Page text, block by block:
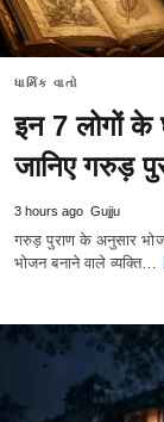
ધાર્મિક વાતો
इन 7 लोगों
जानिए गरुड़
3 hours ago Gujju
गरुड़ पुराण के अनुसार
भोजन बनाने वाले व्यक्ति…